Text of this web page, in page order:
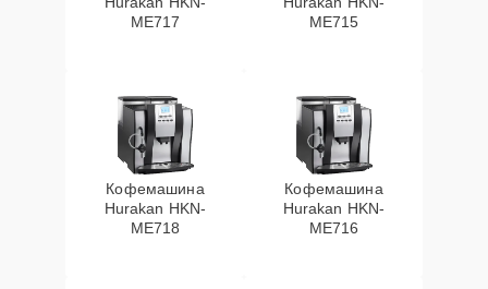
ME717
ME715
Кофемашина
Hurakan HKN-
ME718
Кофемашина
Hurakan HKN-
ME716